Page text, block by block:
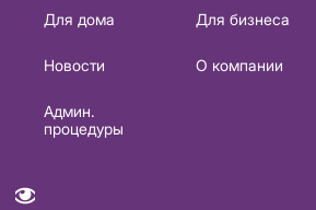
Основная
навигация
Для дома Для бизнеса
Новости
О компании
Админ.
процедуры